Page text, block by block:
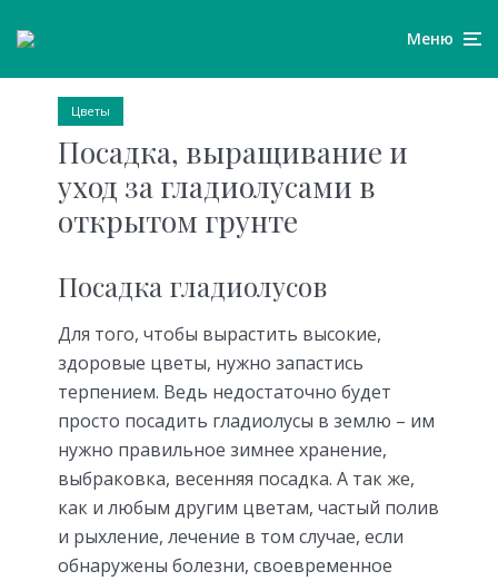
Меню
Цветы
Посадка, выращивание и
уход за гладиолусами в
открытом грунте
Посадка гладиолусов
Для того, чтобы вырастить высокие,
здоровые цветы, нужно запастись
терпением. Ведь недостаточно будет
просто посадить гладиолусы в землю – им
нужно правильное зимнее хранение,
выбраковка, весенняя посадка. А так же,
как и любым другим цветам, частый полив
и рыхление, лечение в том случае, если
обнаружены болезни, своевременное